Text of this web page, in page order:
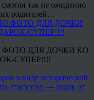
так не ожиданно
родителей…
ФОТО ДЛЯ ДОЧКИ КО
СУПЕР!!!!